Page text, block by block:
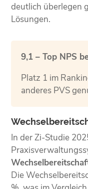
deutlich überlegen
Lösungen.
9,1 – Top NPS
Platz 1 im
anderes PVS
In der Zi-Studie
Die